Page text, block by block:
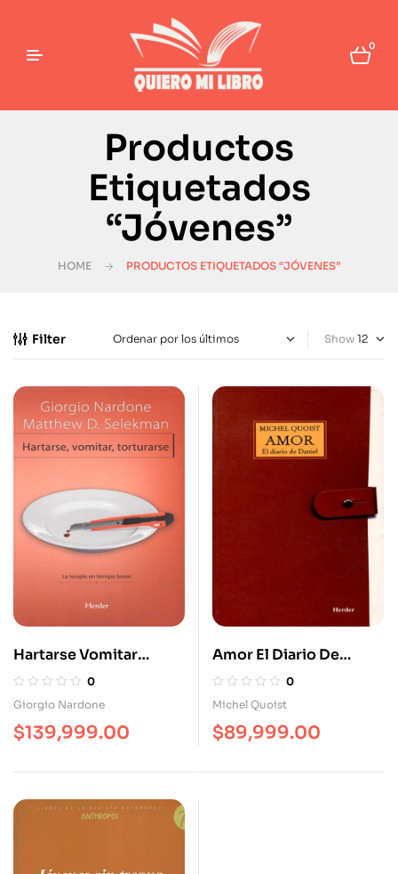
0
Productos
Etiquetados
“Jóvenes”
HOME PRODUCTOS ETIQUETADOS “JÓVENES”
Filter Show
Hartarse Vomitar
Torturarse. La Terapia
En Tiempo Breve
0
Giorgio Nardone
$139,999.00
Amor El Diario De
Daniel
0
Michel Quoist
$89,999.00